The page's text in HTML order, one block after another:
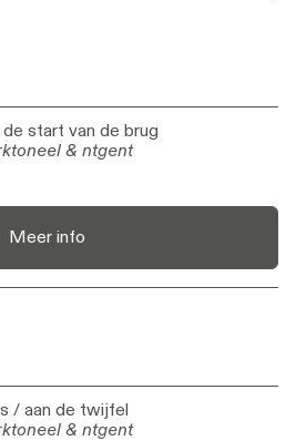
de start van de brug
de start van de brug
& ntgent
& ntgent
Meer info
/ aan de twijfel
/ aan de twijfel
& ntgent
& ntgent